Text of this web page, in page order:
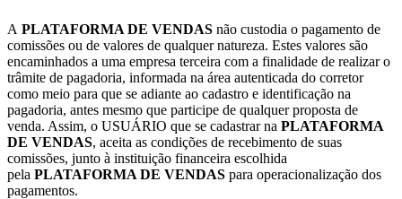
A PLATAFORMA DE VENDAS não custodia o pagamento de
comissões ou de valores de qualquer natureza. Estes valores são
encaminhados a uma empresa terceira com a finalidade de realizar o
trâmite de pagadoria, informada na área autenticada do corretor
como meio para que se adiante ao cadastro e identificação na
pagadoria, antes mesmo que participe de qualquer proposta de
venda. Assim, o USUÁRIO que se cadastrar na PLATAFORMA
DE VENDAS, aceita as condições de recebimento de suas
comissões, junto à instituição financeira escolhida
pela PLATAFORMA DE VENDAS para operacionalização dos
pagamentos.